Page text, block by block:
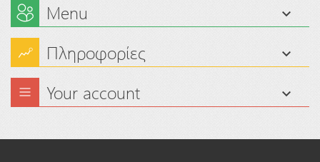
Menu
Πληροφορίες
Your account